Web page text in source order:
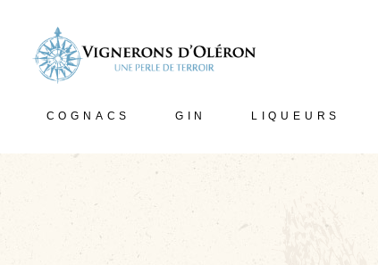
COGNACS GIN LIQUEURS